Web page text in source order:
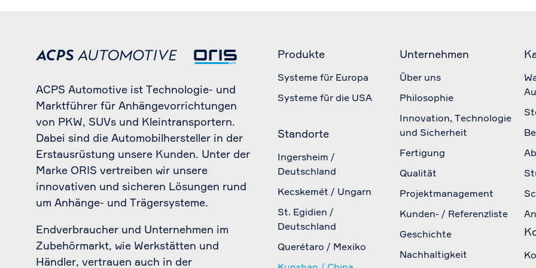
ACPS Automotive ist Technologie- und
Marktführer für Anhängevorrichtungen
von PKW, SUVs und Kleintransportern.
Dabei sind die Automobilhersteller in der
Erstausrüstung unsere Kunden. Unter der
Marke ORIS vertreiben wir unsere
innovativen und sicheren Lösungen rund
um Anhänge- und Trägersysteme.
Endverbraucher und Unternehmen im
Zubehörmarkt, wie Werkstätten und
Händler, vertrauen auch in der
Produkte
Systeme für Europa
Systeme für die USA
Standorte
Ingersheim /
Deutschland
Kecskemét / Ungarn
St. Egidien /
Deutschland
Querétaro / Mexiko
Unternehmen
Über uns
Philosophie
Innovation, Technologie
und Sicherheit
Fertigung
Qualität
Projektmanagement
Kunden- / Referenzliste
Geschichte
Nachhaltigkeit